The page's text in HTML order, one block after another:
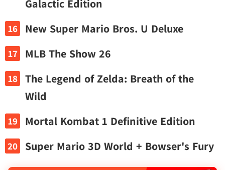
Galactic Edition
New Super Mario Bros. U Deluxe
MLB The Show 26
The Legend of Zelda: Breath of the
Wild
Mortal Kombat 1 Definitive Edition
Super Mario 3D World + Bowser's Fury